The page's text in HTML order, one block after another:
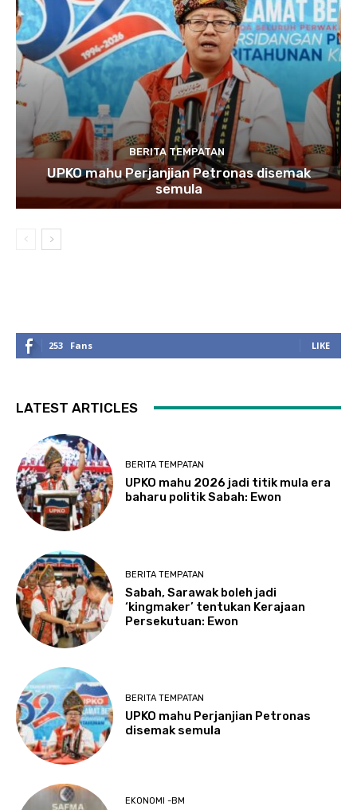
BERITA TEMPATAN
UPKO mahu Perjanjian Petronas disemak
semula
253 Fans LIKE
LATEST ARTICLES
BERITA TEMPATAN
UPKO mahu 2026 jadi titik mula era
baharu politik Sabah: Ewon
BERITA TEMPATAN
Sabah, Sarawak boleh jadi
‘kingmaker’ tentukan Kerajaan
Persekutuan: Ewon
BERITA TEMPATAN
UPKO mahu Perjanjian Petronas
disemak semula
EKONOMI -BM